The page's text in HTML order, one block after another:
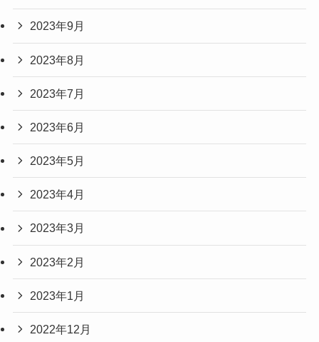
2023年9月
2023年8月
2023年7月
2023年6月
2023年5月
2023年4月
2023年3月
2023年2月
2023年1月
2022年12月